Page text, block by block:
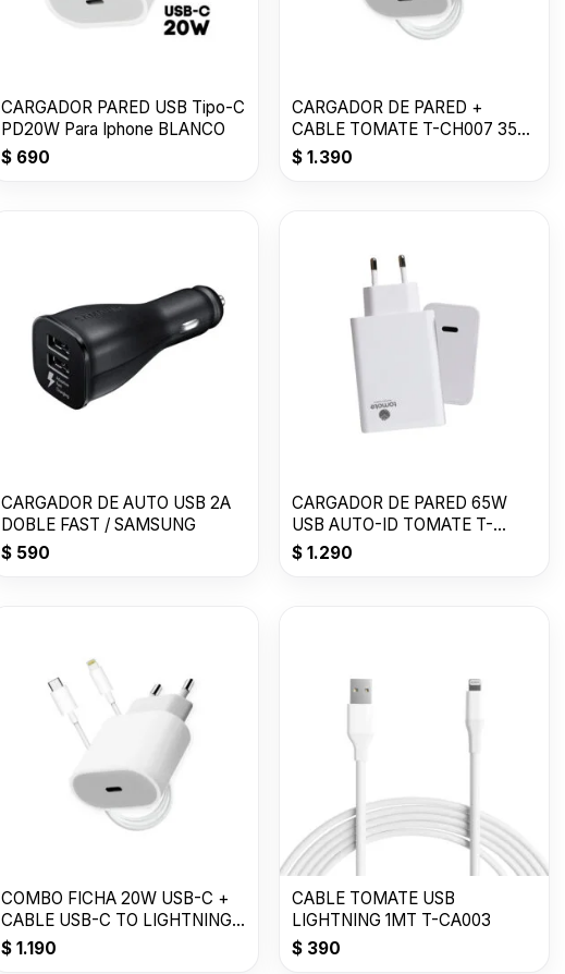
CARGADOR PARED USB Tipo-C
PD20W Para Iphone BLANCO
$ 690
CARGADOR DE PARED +
CABLE TOMATE T-CH007 35W
USB-C to C
$ 1.390
CARGADOR DE AUTO USB 2A
DOBLE FAST / SAMSUNG
$ 590
CARGADOR DE PARED 65W
USB AUTO-ID TOMATE T-
CH005
$ 1.290
COMBO FICHA 20W USB-C +
CABLE USB-C TO LIGHTNING -
TOMATE
$ 1.190
CABLE TOMATE USB
LIGHTNING 1MT T-CA003
$ 390